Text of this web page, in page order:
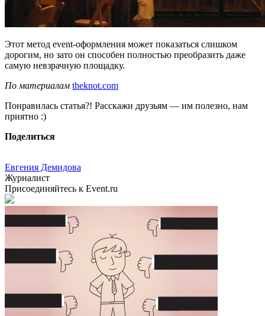
Этот метод event-оформления может показаться слишком
дорогим, но зато он способен полностью преобразить даже
самую невзрачную площадку.
По материалам theknot.com
Понравилась статья?! Расскажи друзьям — им полезно, нам
приятно :)
Поделиться
Евгения Демидова
Журналист
Присоединяйтесь к Event.ru